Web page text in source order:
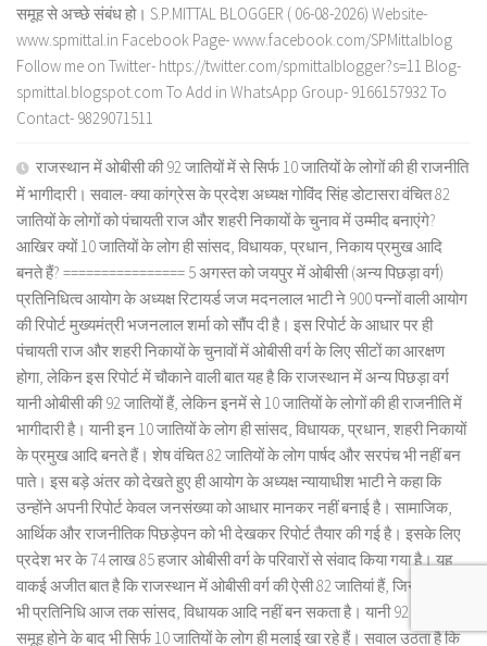
समूह से अच्छे संबंध हो। S.P.MITTAL BLOGGER ( 06-08-2026) Website-
www.spmittal.in Facebook Page- www.facebook.com/SPMittalblog
Follow me on Twitter- https://twitter.com/spmittalblogger?s=11 Blog-
spmittal.blogspot.com To Add in WhatsApp Group- 9166157932 To
Contact- 9829071511
राजस्थान में ओबीसी की 92 जातियों में से सिर्फ 10 जातियों के लोगों की ही राजनीति
में भागीदारी। सवाल- क्या कांग्रेस के प्रदेश अध्यक्ष गोविंद सिंह डोटासरा वंचित 82
जातियों के लोगों को पंचायती राज और शहरी निकायों के चुनाव में उम्मीद बनाएंगे?
आखिर क्यों 10 जातियों के लोग ही सांसद, विधायक, प्रधान, निकाय प्रमुख आदि
बनते हैं? ================ 5 अगस्त को जयपुर में ओबीसी (अन्य पिछड़ा वर्ग)
प्रतिनिधित्व आयोग के अध्यक्ष रिटायर्ड जज मदनलाल भाटी ने 900 पन्नों वाली आयोग
की रिपोर्ट मुख्यमंत्री भजनलाल शर्मा को सौंप दी है। इस रिपोर्ट के आधार पर ही
पंचायती राज और शहरी निकायों के चुनावों में ओबीसी वर्ग के लिए सीटों का आरक्षण
होगा, लेकिन इस रिपोर्ट में चौकाने वाली बात यह है कि राजस्थान में अन्य पिछड़ा वर्ग
यानी ओबीसी की 92 जातियों हैं, लेकिन इनमें से 10 जातियों के लोगों की ही राजनीति में
भागीदारी है। यानी इन 10 जातियों के लोग ही सांसद, विधायक, प्रधान, शहरी निकायों
के प्रमुख आदि बनते हैं। शेष वंचित 82 जातियों के लोग पार्षद और सरपंच भी नहीं बन
पाते। इस बड़े अंतर को देखते हुए ही आयोग के अध्यक्ष न्यायाधीश भाटी ने कहा कि
उन्होंने अपनी रिपोर्ट केवल जनसंख्या को आधार मानकर नहीं बनाई है। सामाजिक,
आर्थिक और राजनीतिक पिछड़ेपन को भी देखकर रिपोर्ट तैयार की गई है। इसके लिए
प्रदेश भर के 74 लाख 85 हजार ओबीसी वर्ग के परिवारों से संवाद किया गया है। यह
वाकई अजीत बात है कि राजस्थान में ओबीसी वर्ग की ऐसी 82 जातियां हैं, जिनका कोई
भी प्रतिनिधि आज तक सांसद, विधायक आदि नहीं बन सकता है। यानी 92 जातियों का
समूह होने के बाद भी सिर्फ 10 जातियों के लोग ही मलाई खा रहे हैं। सवाल उठता है कि